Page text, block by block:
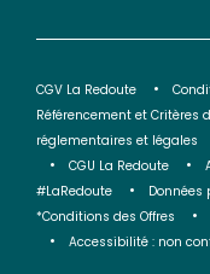
CGV La Redoute
Référencement et Critères
réglementaires et légales
CGU La Redoute
#LaRedoute
Données
*Conditions des Offres
Accessibilité : non